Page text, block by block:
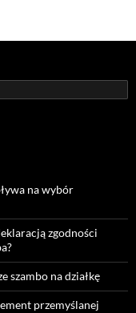
na wybór
zgodności
szambo na działkę
przemyślanej